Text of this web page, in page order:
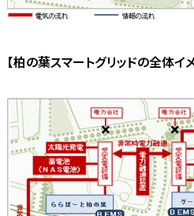
【柏の葉スマートグリッドの全体イ